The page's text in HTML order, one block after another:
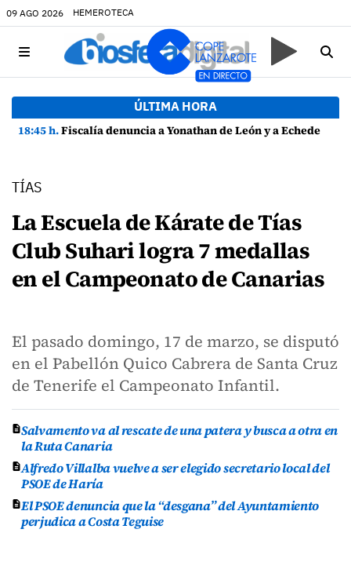
09 AGO 2026 HEMEROTECA
ÚLTIMA HORA
18:45 h.Fiscalía denuncia a Yonathan de León y a Echedey Eugenio por presuntas anomalías en contratos festivos
TÍAS
La Escuela de Kárate de Tías
Club Suhari logra 7 medallas
en el Campeonato de Canarias
El pasado domingo, 17 de marzo, se disputó
en el Pabellón Quico Cabrera de Santa Cruz
de Tenerife el Campeonato Infantil.
Salvamento va al rescate de una patera y busca a otra en
la Ruta Canaria
Alfredo Villalba vuelve a ser elegido secretario local del
PSOE de Haría
El PSOE denuncia que la “desgana” del Ayuntamiento
perjudica a Costa Teguise